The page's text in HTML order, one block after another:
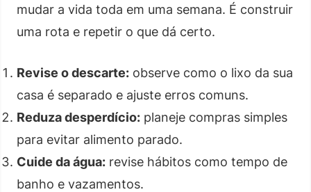
mudar a vida toda em uma semana. É construir
uma rota e repetir o que dá certo.
Revise o descarte: observe como o lixo da sua
casa é separado e ajuste erros comuns.
Reduza desperdício: planeje compras simples
para evitar alimento parado.
Cuide da água: revise hábitos como tempo de
banho e vazamentos.